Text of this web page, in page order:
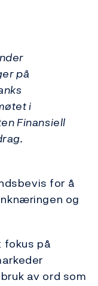
på
i
Finansiell
for å
og
fokus på
av ord som